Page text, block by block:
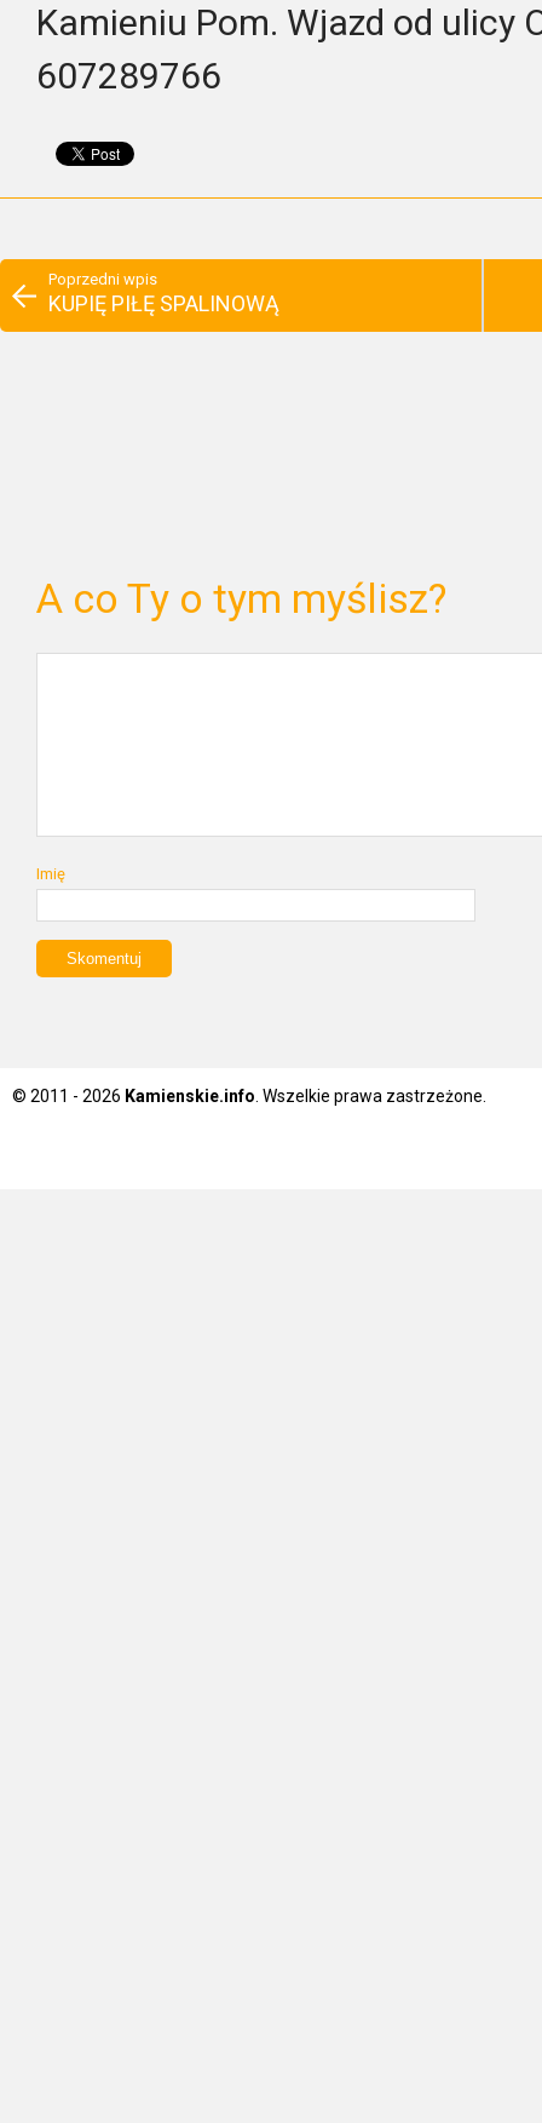
Kamieniu Pom. Wjazd od ulicy
607289766
Poprzedni wpis
KUPIĘ PIŁĘ SPALINOWĄ
A co Ty o tym myślisz?
Imię
© 2011 - 2026 Kamienskie.info . Wszelkie prawa zastrzeżone.